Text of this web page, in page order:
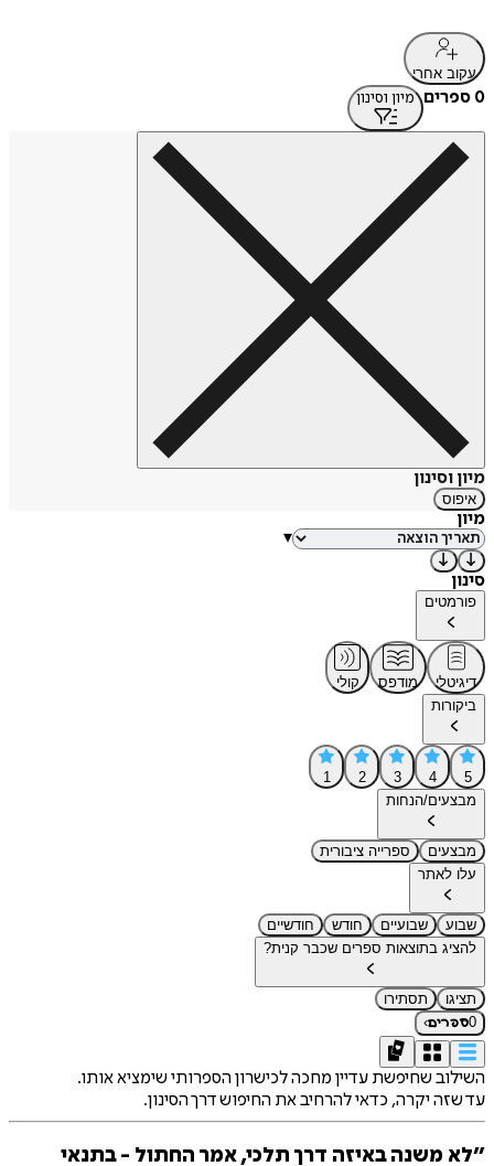
עקוב אחרי
0 ספרים מיון וסינון
מיון וסינון
איפוס
מיון
▾
סינון
פורמטים
דיגיטלי מודפס
קולי
ביקורות
5
4
3
2
1
מבצעים/הנחות
מבצעים
ספרייה ציבורית
עלו לאתר
שבוע שבועיים חודש
חודשיים
להציג בתוצאות ספרים שכבר קנית?
תציגו
תסתירו
0ספרים›
השילוב שחיפשת עדיין מחכה לכישרון הספרותי שימציא אותו.
עד שזה יקרה, כדאי להרחיב את החיפוש דרך הסינון.
״לא משנה באיזה דרך תלכי, אמר החתול - בתנאי